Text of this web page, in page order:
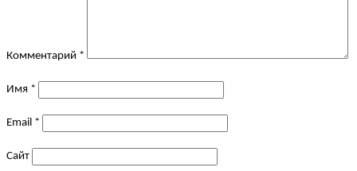
Комментарий *
Имя *
Email *
Сайт